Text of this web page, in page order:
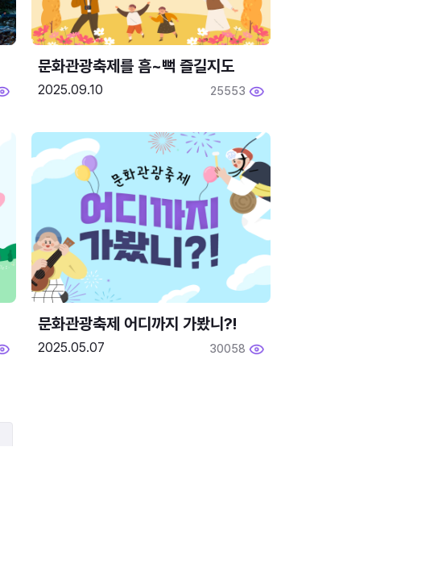
문화관광축제를 흠~뻑 즐길지도
2025.09.10 25553
문화관광축제 어디까지 가봤니?!
2025.05.07 30058